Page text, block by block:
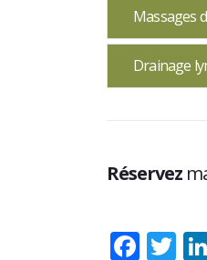
Massages
Drainage
Réservez